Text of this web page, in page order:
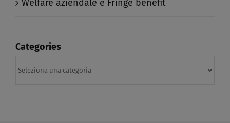
Welfare aziendale e Fringe benefit​
Categories